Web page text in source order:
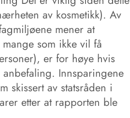
av kosmetikk). Av
mener at
som ikke vil få
er for høye hvis
Innsparingene
skissert av statsråden i
etter at rapporten ble